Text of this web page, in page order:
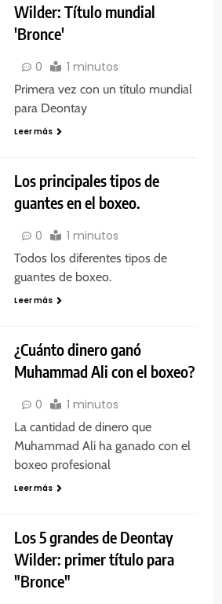
Wilder: Título mundial
'Bronce'
0 1 minutos
Primera vez con un título mundial
para Deontay
Leer más
Los principales tipos de
guantes en el boxeo.
0 1 minutos
Todos los diferentes tipos de
guantes de boxeo.
Leer más
¿Cuánto dinero ganó
Muhammad Ali con el boxeo?
0 1 minutos
La cantidad de dinero que
Muhammad Ali ha ganado con el
boxeo profesional
Leer más
Los 5 grandes de Deontay
Wilder: primer título para
"Bronce"